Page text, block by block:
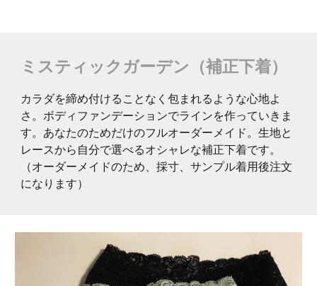
ミスティックガーデン（補正下着）
カラダを締め付けることなく包まれるような心地よ
さ。ボディファンデーションでラインを作っていきま
す。あなたのためだけのフルオーダーメイド。生地と
レースから自分で選べるオシャレな補正下着です。
（オーダーメイドのため、採寸、サンプル着用後注文
になります）